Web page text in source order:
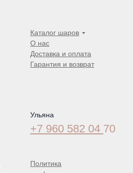
Каталог шаров
О нас
Доставка и оплата
Гарантия и возврат
Ульяна
+7 960 582 04 70
Политика